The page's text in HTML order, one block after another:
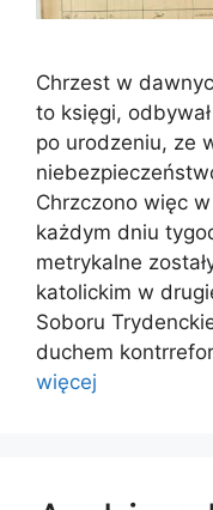
Chrzest w
to księgi,
po urodzeniu, ze
Chrzczono więc
każdym dniu
metrykalne
katolickim w
Soboru
duchem
więcej